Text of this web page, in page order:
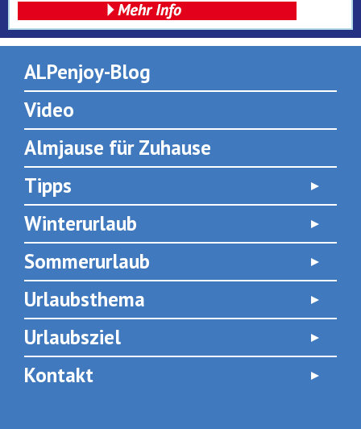
ALPenjoy-Blog
Video
Almjause für Zuhause
Tipps
Winterurlaub
Sommerurlaub
Urlaubsthema
Urlaubsziel
Kontakt